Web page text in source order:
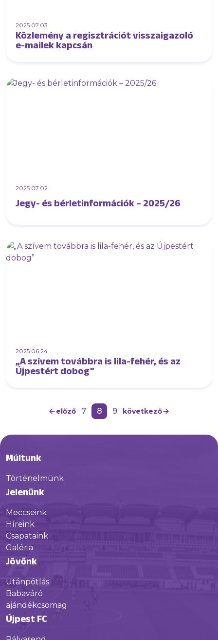
2025.07.03
Közlemény a regisztrációt visszaigazoló
e-mailek kapcsán
2025.07.02
Jegy- és bérletinformációk – 2025/26
2025.06.24
„A szívem továbbra is lila-fehér, és az
Újpestért dobog”
előző 7 8 9 következő
Múltunk
Történelmünk
Jelenünk
Meccseink
Híreink
Csapataink
Galéria
Jövőnk
Utánpótlás
Babaváró
ajándékcsomag
Újpest FC